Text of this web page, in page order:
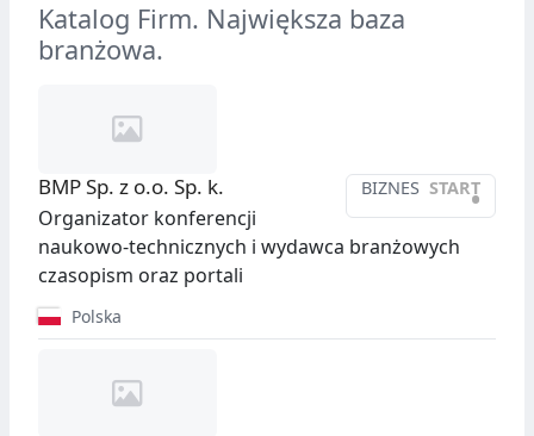
Katalog Firm. Największa baza
branżowa.
BIZNES START
•
BMP Sp. z o.o. Sp. k.
Organizator konferencji
naukowo-technicznych i wydawca branżowych
czasopism oraz portali
Polska